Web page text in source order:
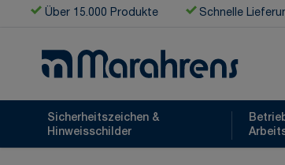
Zum Inhalt springen
Über 15.000 Produkte Schnelle
Sicherheitszeichen &
Hinweisschilder